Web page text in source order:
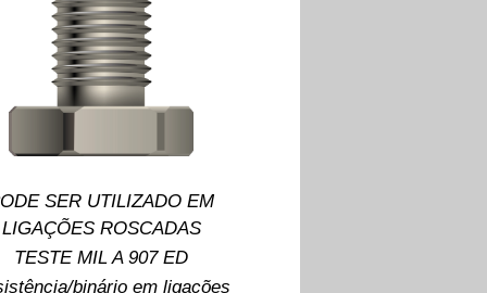
SER UTILIZADO EM
LIGAÇÕES ROSCADAS
TESTE MIL A 907 ED
binário em ligações